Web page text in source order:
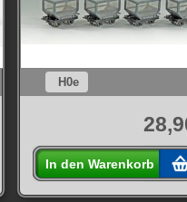
H0e
In den Warenkorb